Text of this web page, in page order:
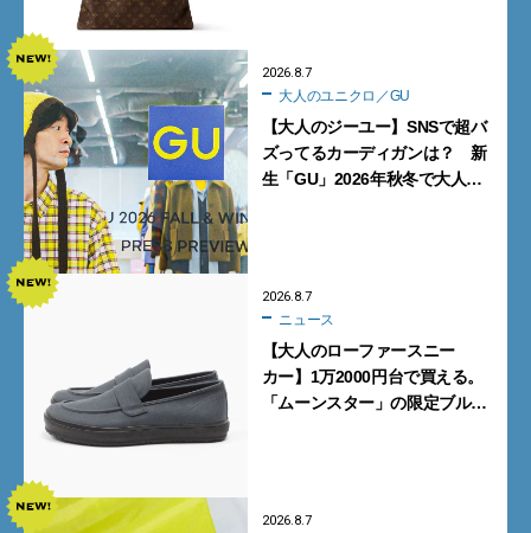
2026.8.7
大人のユニクロ／GU
【大人のジーユー】SNSで超バ
ズってるカーディガンは？ 新
生「GU」2026年秋冬で大人メ
2026.8.7
ニュース
【大人のローファースニー
カー】1万2000円台で買える。
「ムーンスター」の限定ブルー
2026.8.7